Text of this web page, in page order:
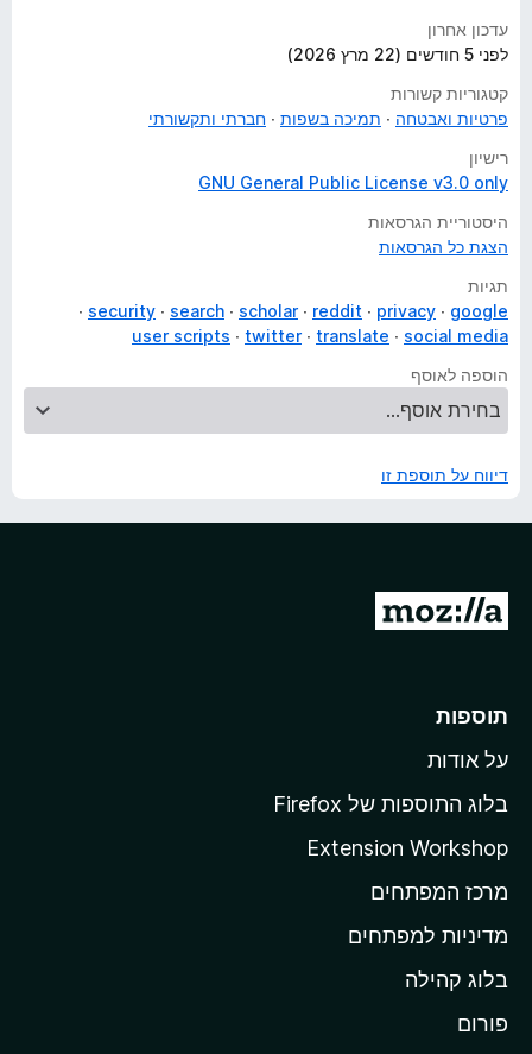
עדכון אחרון
לפני 5 חודשים (22 מרץ 2026)
קטגוריות קשורות
פרטיות ואבטחה
תמיכה בשפות
חברתי ותקשורתי
רישיון
GNU General Public License v3.0 only
היסטוריית הגרסאות
הצגת כל הגרסאות
תגיות
google
privacy
reddit
scholar
search
security
social media
translate
twitter
user scripts
הוספה לאוסף
דיווח על תוספת זו
מ
ד
ף
ב
י
ת
ל
M
תוספות
על אודות
בלוג התוספות של Firefox
Extension Workshop
מרכז המפתחים
מדיניות למפתחים
בלוג קהילה
פורום